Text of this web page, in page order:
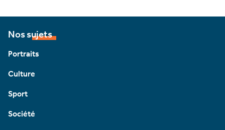
Nos sujets
Portraits
Culture
Sport
Société